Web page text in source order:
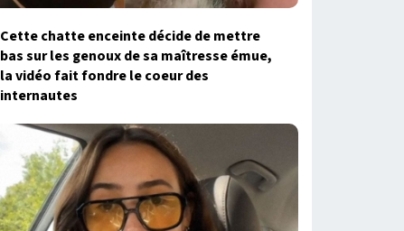
Cette chatte enceinte décide de mettre
bas sur les genoux de sa maîtresse émue,
la vidéo fait fondre le coeur des
internautes